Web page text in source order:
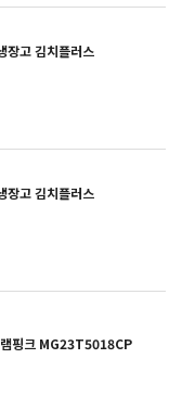
장고 김치플러스
장고 김치플러스
핑크 MG23T5018CP